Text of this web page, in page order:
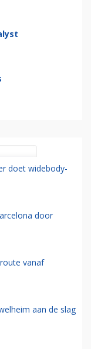
doet widebody-
door
vanaf
aan de slag